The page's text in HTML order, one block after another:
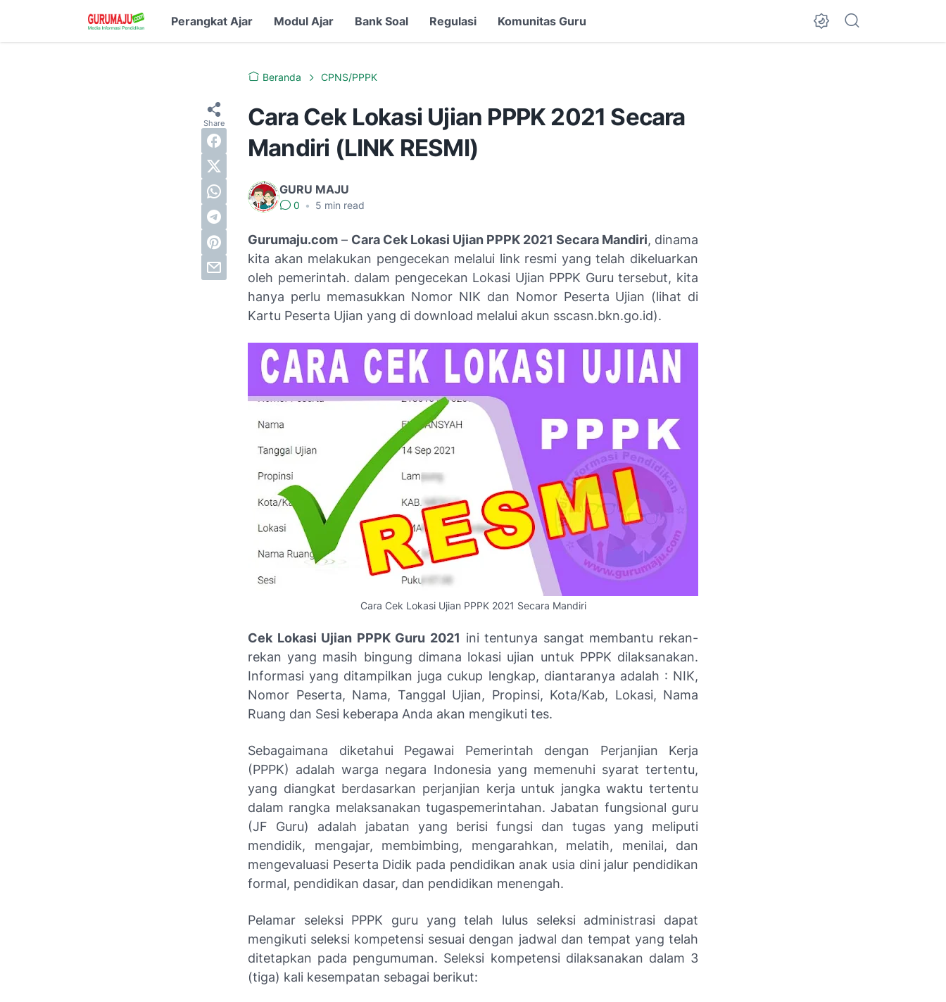
Perangkat Ajar Modul Ajar Bank Soal Regulasi Komunitas Guru
Beranda CPNS/PPPK
Cara Cek Lokasi Ujian PPPK 2021 Secara
Mandiri (LINK RESMI)
GURU MAJU
0 • 5 min read
Gurumaju.com – Cara Cek Lokasi Ujian PPPK 2021 Secara Mandiri, dinama
kita akan melakukan pengecekan melalui link resmi yang telah dikeluarkan
oleh pemerintah. dalam pengecekan Lokasi Ujian PPPK Guru tersebut, kita
hanya perlu memasukkan Nomor NIK dan Nomor Peserta Ujian (lihat di
Kartu Peserta Ujian yang di download melalui akun sscasn.bkn.go.id).
Cara Cek Lokasi Ujian PPPK 2021 Secara Mandiri
Cek Lokasi Ujian PPPK Guru 2021 ini tentunya sangat membantu rekan-
rekan yang masih bingung dimana lokasi ujian untuk PPPK dilaksanakan.
Informasi yang ditampilkan juga cukup lengkap, diantaranya adalah : NIK,
Nomor Peserta, Nama, Tanggal Ujian, Propinsi, Kota/Kab, Lokasi, Nama
Ruang dan Sesi keberapa Anda akan mengikuti tes.
Sebagaimana diketahui Pegawai Pemerintah dengan Perjanjian Kerja
(PPPK) adalah warga negara Indonesia yang memenuhi syarat tertentu,
yang diangkat berdasarkan perjanjian kerja untuk jangka waktu tertentu
dalam rangka melaksanakan tugaspemerintahan. Jabatan fungsional guru
(JF Guru) adalah jabatan yang berisi fungsi dan tugas yang meliputi
mendidik, mengajar, membimbing, mengarahkan, melatih, menilai, dan
mengevaluasi Peserta Didik pada pendidikan anak usia dini jalur pendidikan
formal, pendidikan dasar, dan pendidikan menengah.
Pelamar seleksi PPPK guru yang telah lulus seleksi administrasi dapat
mengikuti seleksi kompetensi sesuai dengan jadwal dan tempat yang telah
ditetapkan pada pengumuman. Seleksi kompetensi dilaksanakan dalam 3
(tiga) kali kesempatan sebagai berikut: